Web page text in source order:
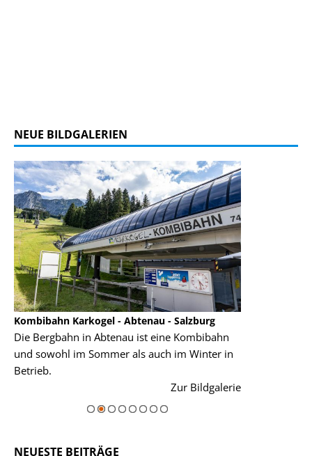
NEUE BILDGALERIEN
Kombibahn Karkogel - Abtenau - Salzburg
Die Bergbahn in Abtenau ist eine Kombibahn
und sowohl im Sommer als auch im Winter in
Betrieb.
Zur Bildgalerie
NEUESTE BEITRÄGE